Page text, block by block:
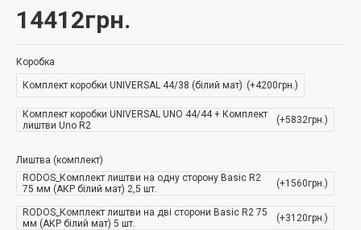
Стійкість до УФ-променів
Використання в приміщеннях з підвищеною
вологістю
Алюмінієвий торець
Кольори: RAL (на вибір)
*Передбачена доплата за фарбування алюмінієвого контуру
в інший колір (білий, чорний)
14412грн.
Коробка
Комплект коробки UNIVERSAL 44/38 (білий мат) (+4200грн.)
Комплект коробки UNIVERSAL UNO 44/44 + Комплект
лиштви Uno R2
(+5832грн.)
Лиштва (комплект)
RODOS_Комплект лиштви на одну сторону Basic R2
75 мм (АКР білий мат) 2,5 шт.
(+1560грн.)
RODOS_Комплект лиштви на дві сторони Basic R2 75
мм (АКР білий мат) 5 шт.
(+3120грн.)